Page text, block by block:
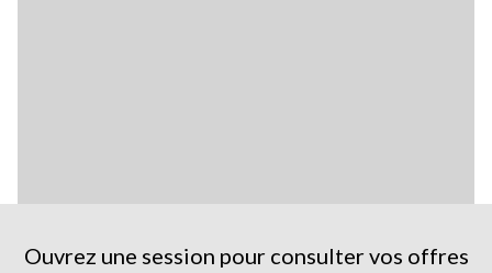
Ouvrez une session pour consulter vos offres